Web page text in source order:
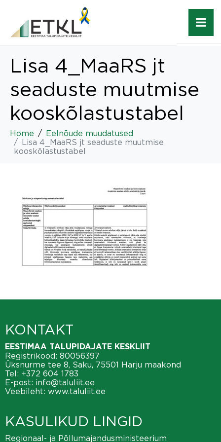
Lisa 4_MaaRS jt
seaduste muutmise
kooskõlastustabel
Home
Eelnõude muudatused
Lisa 4_MaaRS jt seaduste muutmise
kooskõlastustabel
KONTAKT
EESTIMAA TALUPIDAJATE KESKLIIT
Registrikood: 80056397
Üksnurme tee 8, Saku, 75501 Harju maakond
Tel: +372 604 1783
E-post: info@taluliit.ee
Veebileht: www.taluliit.ee
KASULIKUD LINGID
Regionaal- ja Põllumajandusministeerium